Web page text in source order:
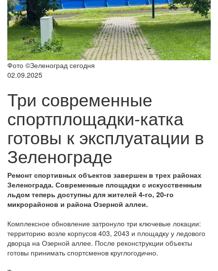
Фото ©Зеленоград сегодня
02.09.2025
Три современные
спортплощадки-катка
готовы к эксплуатации в
Зеленограде
Ремонт спортивных объектов завершен в трех районах
Зеленограда. Современные площадки с искусственным
льдом теперь доступны для жителей 4-го, 20-го
микрорайонов и района Озерной аллеи.
Комплексное обновление затронуло три ключевые локации:
территорию возле корпусов 403, 2043 и площадку у ледового
дворца на Озерной аллее. После реконструкции объекты
готовы принимать спортсменов круглогодично.